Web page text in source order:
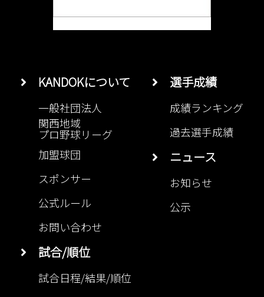
KANDOKについて
一般社団法人
関西地域
プロ野球リーグ
加盟球団
スポンサー
公式ルール
お問い合わせ
試合/順位
試合日程/結果/順位
選手成績
成績ランキング
過去選手成績
ニュース
お知らせ
公示